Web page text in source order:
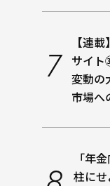
【連
サイト
変動の
市場へ
「年
柱に